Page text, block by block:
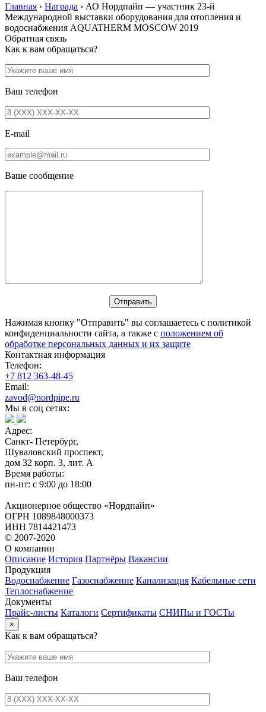
Главная › Награда › АО Нордпайп — участник 23-й
Международной выставки оборудования для отопления и
водоснабжения AQUATHERM MOSCOW 2019
Обратная связь
Как к вам обращаться?
Ваш телефон
E-mail
Ваше сообщение
Нажимая кнопку "Отправить" вы соглашаетесь с политикой
конфиденциальности сайта, а также с положением об
обработке персональных данных и их защите
Контактная информация
Телефон:
+7 812 363-48-45
Email:
zavod@nordpipe.ru
Мы в соц сетях:
Адрес:
Санкт- Петербург,
Шуваловский проспект,
дом 32 корп. 3, лит. А
Время работы:
пн-пт: с 9:00 до 18:00
Акционерное общество «Нордпайп»
ОГРН 1089848000373
ИНН 7814421473
© 2007-2020
О компании
Описание История Партнёры Вакансии
Продукция
Водоснабжение Газоснабжение Канализация Кабельные сети
Теплоснабжение
Документы
Прайс-листы Каталоги Сертификаты СНИПы и ГОСТы
×
Как к вам обращаться?
Ваш телефон